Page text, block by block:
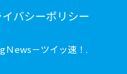
イバシーポリシー
ews－ツイッ速！.